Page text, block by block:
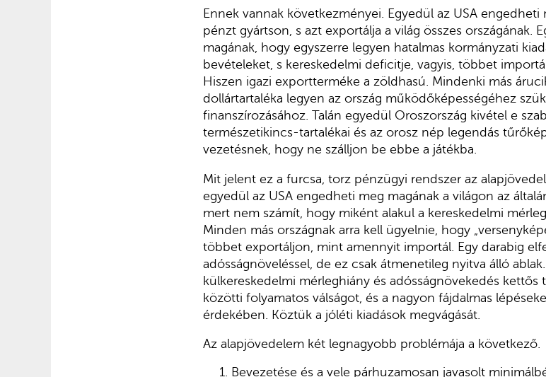
Ennek vannak következményei. Egyedül az USA
pénzt gyártson, s azt exportálja a világ összes országának.
magának, hogy egyszerre legyen hatalmas kormányzati
bevételeket, s kereskedelmi deficitje, vagyis, többet
Hiszen igazi exportterméke a zöldhasú. Mindenki más
dollártartaléka legyen az ország működőképességéhez
finanszírozásához. Talán egyedül Oroszország kivétel e
természetikincs-tartalékai és az orosz nép legendás
vezetésnek, hogy ne szálljon be ebbe a játékba.
Mit jelent ez a furcsa, torz pénzügyi rendszer az
egyedül az USA engedheti meg magának a világon az
mert nem számít, hogy miként alakul a kereskedelmi
Minden más országnak arra kell ügyelnie, hogy
többet exportáljon, mint amennyit importál. Egy darabig
adósságnöveléssel, de ez csak átmenetileg nyitva álló
külkereskedelmi mérleghiány és adósságnövekedés
közötti folyamatos válságot, és a nagyon fájdalmas
érdekében. Köztük a jóléti kiadások megvágását.
Az alapjövedelem két legnagyobb problémája a következő.
Bevezetése és a vele párhuzamosan javasolt